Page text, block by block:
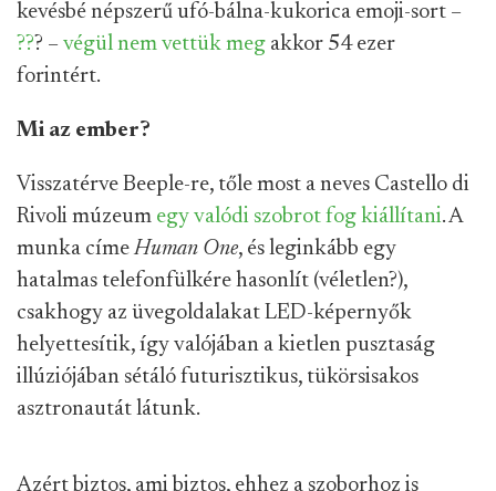
kevésbé népszerű ufó-bálna-kukorica emoji-sort –
??? – végül nem vettük meg akkor 54 ezer
forintért.
Mi az ember?
Visszatérve Beeple-re, tőle most a neves Castello di
Rivoli múzeum egy valódi szobrot fog kiállítani. A
munka címeHuman One, és leginkább egy
hatalmas telefonfülkére hasonlít (véletlen?),
csakhogy az üvegoldalakat LED-képernyők
helyettesítik, így valójában a kietlen pusztaság
illúziójában sétáló futurisztikus, tükörsisakos
asztronautát látunk.
Azért biztos, ami biztos, ehhez a szoborhoz is